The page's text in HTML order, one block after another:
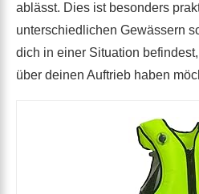
ablässt. Dies ist besonders
unterschiedlichen Gewässern
dich in einer Situation
über deinen Auftrieb haben